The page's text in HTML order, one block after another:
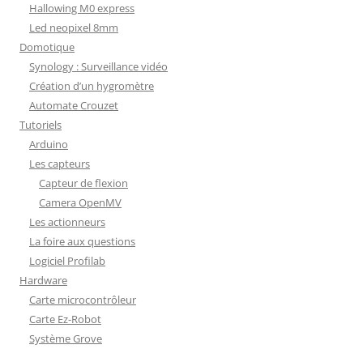
Hallowing M0 express
Led neopixel 8mm
Domotique
Synology : Surveillance vidéo
Création d’un hygromètre
Automate Crouzet
Tutoriels
Arduino
Les capteurs
Capteur de flexion
Camera OpenMV
Les actionneurs
La foire aux questions
Logiciel Profilab
Hardware
Carte microcontrôleur
Carte Ez-Robot
Système Grove